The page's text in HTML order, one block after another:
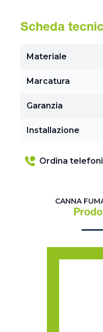
Scheda
Materiale
Marcatura
Garanzia
Installazione
Ordina
CANNA